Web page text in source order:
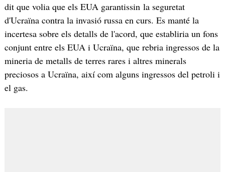
dit que volia que els EUA garantissin la seguretat
d'Ucraïna contra la invasió russa en curs. Es manté la
incertesa sobre els detalls de l'acord, que establiria un fons
conjunt entre els EUA i Ucraïna, que rebria ingressos de la
mineria de metalls de terres rares i altres minerals
preciosos a Ucraïna, així com alguns ingressos del petroli i
el gas.